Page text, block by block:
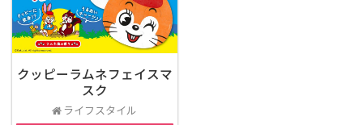
クッピーラムネフェイスマ
スク
ライフスタイル